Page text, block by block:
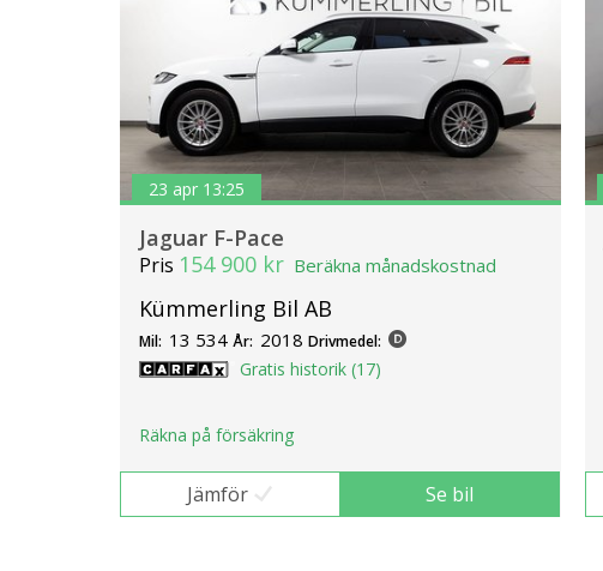
23 apr 13:25
Jaguar F-Pace
Pris 154 900 kr Beräkna månadskostnad
Kümmerling Bil AB
Mil: 13 534 År: 2018 Drivmedel:
Gratis historik (17)
Räkna på försäkring
Jämför Se bil